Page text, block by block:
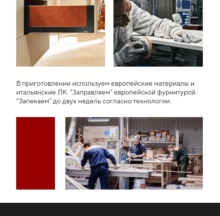
В приготовлении используем европейские материалы и
итальянские ЛК. "Заправляем" европейской фурнитурой.
"Запекаем" до двух недель согласно технологии.